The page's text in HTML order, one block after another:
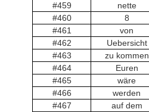
#459
nette
#460
8
#461
von
#462
Uebersicht
#463
zu kommen
#464
Euren
#465
wäre
#466
werden
#467
auf dem